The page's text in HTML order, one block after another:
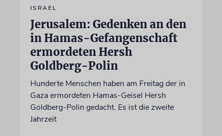
ISRAEL
Jerusalem: Gedenken an den
in Hamas-Gefangenschaft
ermordeten Hersh
Goldberg-Polin
Hunderte Menschen haben am Freitag der in
Gaza ermordeten Hamas-Geisel Hersh
Goldberg-Polin gedacht. Es ist die zweite
Jahrzeit